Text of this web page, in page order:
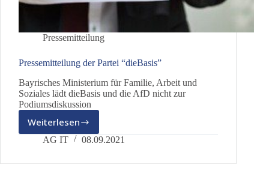
Pressemitteilung
Pressemitteilung der Partei “dieBasis”
Bayrisches Ministerium für Familie, Arbeit und
Soziales lädt dieBasis und die AfD nicht zur
Podiumsdiskussion
WeiterlesenPressemitteilung
der
“dieBasis”
AG IT 08.09.2021